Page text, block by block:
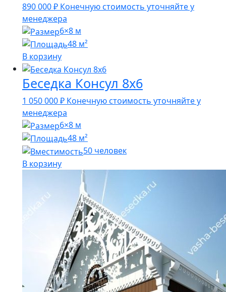
890 000₽ Конечную стоимость уточняйте у
менеджера
6×8 м
48 м²
В корзину
Беседка Консул 8х6
1 050 000₽ Конечную стоимость уточняйте у
менеджера
6×8 м
48 м²
50 человек
В корзину